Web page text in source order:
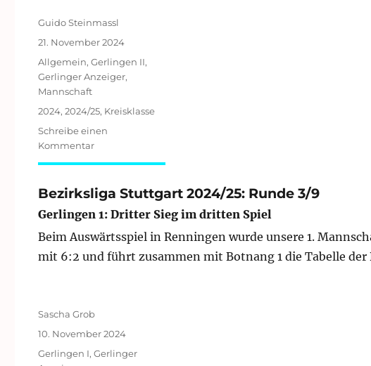
Autor
Guido Steinmassl
Veröffentlicht
am
21. November 2024
Kategorien
Allgemein, Gerlingen II,
Gerlinger Anzeiger,
Mannschaft
Schlagwörter
2024, 2024/25, Kreisklasse
Schreibe einen
Kommentarzu
Mitte
2024/25:
Runde
3/9
Bezirksliga Stuttgart 2024/25: Runde 3/9
Gerlingen 1: Dritter Sieg im dritten Spiel
Beim Auswärtsspiel in Renningen wurde unsere 1.
mit 6:2 und führt zusammen mit Botnang 1 die Tabelle
Autor
Sascha Grob
Veröffentlicht
10. November 2024
Kategorien
Gerlingen I, Gerlinger